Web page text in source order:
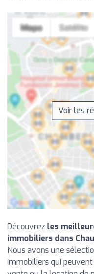
Voir les
Découvrez les
immobiliers dans
Nous avons une
immobiliers qui